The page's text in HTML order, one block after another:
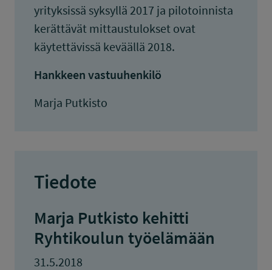
yrityksissä syksyllä 2017 ja pilotoinnista
kerättävät mittaustulokset ovat
käytettävissä keväällä 2018.
Hankkeen vastuuhenkilö
Marja Putkisto
Tiedote
Marja Putkisto kehitti
Ryhtikoulun työelämään
31.5.2018